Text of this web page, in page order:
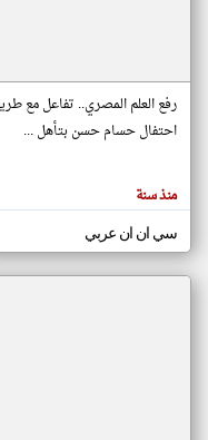
المقالات
الموجوده
هنا عن
رفع العلم المصري.. تفاعل مع
احتفال حسام حسن بتأهل ...
منذ سنة
سي ان ان عربي